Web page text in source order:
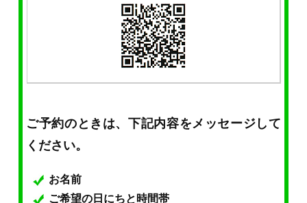
ご予約のときは、下記内容をメッセージして
ください。
お名前
ご希望の日にちと時間帯